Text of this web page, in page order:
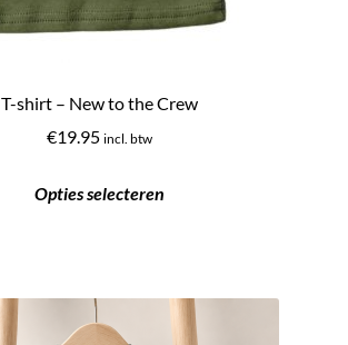
T-shirt – New to the Crew
€19.95 incl. btw
Opties selecteren